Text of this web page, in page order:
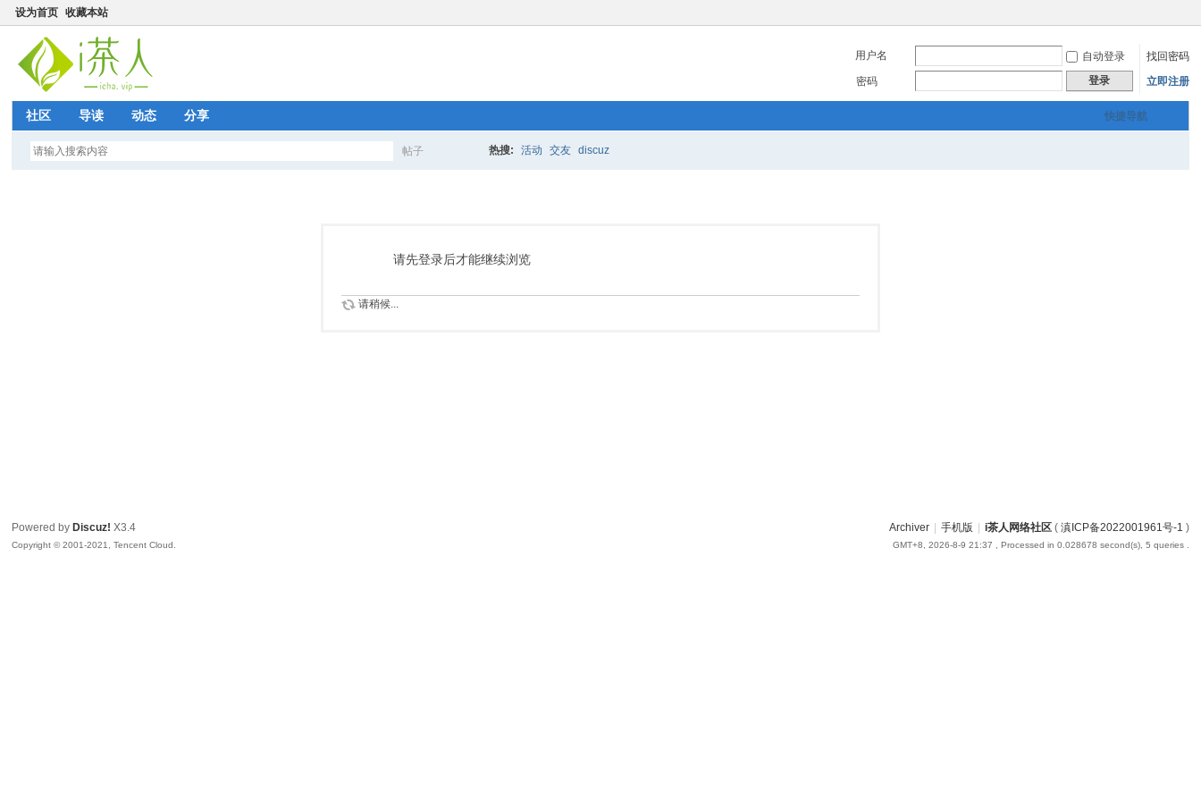
设为首页 收藏本站
用户名 自动登录
找回密码
密码
登录 立即注册
快捷导航
社区 导读 动态 分享
帖子
索
热搜: 活动 交友 discuz
请先登录后才能继续浏览
请稍候...
Archiver 手机版 i茶人网络社区( 滇ICP备2022001961号-1 )
GMT+8, 2026-8-9 21:37 , Processed in 0.028678 second(s), 5 queries .
Powered by Discuz! X3.4
Copyright © 2001-2021, Tencent Cloud.